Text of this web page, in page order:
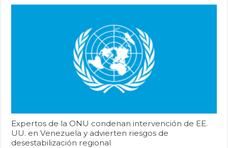
Expertos de la ONU condenan intervención de EE.
UU. en Venezuela y advierten riesgos de
desestabilización regional